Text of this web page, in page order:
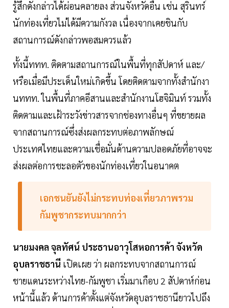
รู้สึกดังกล่าวได้ผ่อนคลายลง ส่วนจังหวัดอื่น เช่น สุรินทร์
นักท่องเที่ยวไม่ได้มีความกังวล เนื่องจากเคยชินกับ
สถานการณ์ดังกล่าวพอสมควรแล้ว
ทั้งนี้ททท. ติดตามสถานการณ์ในพื้นที่ทุกสัปดาห์ และ/
หรือเมื่อมีประเด็นใหม่เกิดขึ้น โดยติดตามจากทั้งสำนักงา
นททท. ในพื้นที่ภาคอีสานและสำนักงานโฮจิมินท์ รวมทั้ง
ติดตามและเฝ้าระวังข่าวสารจากช่องทางอื่นๆ ที่ขยายผล
จากสถานการณ์ซึ่งส่งผลกระทบต่อภาพลักษณ์
ประเทศไทยและความเชื่อมั่นด้านความปลอดภัยที่อาจจะ
ส่งผลต่อการชะลอตัวของนักท่องเที่ยวในอนาคต
เอกชนยันยังไม่กระทบท่องเที่ยวภาพรวม
กัมพูชากระทบมากกว่า
นายมงคล จุลทัศน์ ประธานอาวุโสหอการค้า จังหวัด
อุบลราชธานี เปิดเผย ว่า ผลกระทบจากสถานการณ์
ชายแดนระหว่างไทย-กัมพูชา เริ่มมาเกือบ 2 สัปดาห์ก่อน
หน้านี้แล้ว ด้านการค้าตั้งแต่จังหวัดอุบลราชธานียาวไปถึง